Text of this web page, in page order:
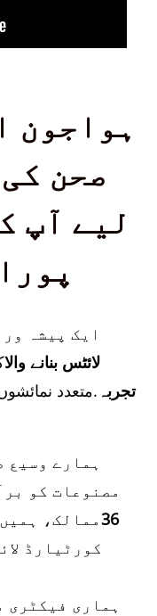
ہواجون
صحن
لیے آپ
ایک پیشہ
لائٹس بنانے والا
تجربہ .متعدد
ہمارے وسیع
مصنوعات کو
36ممالک،
کورٹیارڈ
ہماری فیکٹری